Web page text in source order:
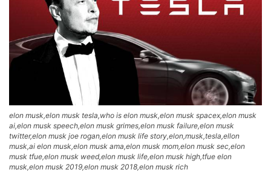
elon musk,elon musk tesla,who is elon musk,elon musk spacex,elon musk
ai,elon musk speech,elon musk grimes,elon musk failure,elon musk
twitter,elon musk joe rogan,elon musk life story,elon,musk,tesla,ellon
musk,ai elon musk,elon musk ama,elon musk mom,elon musk sec,elon
musk tfue,elon musk weed,elon musk life,elon musk high,tfue elon
musk,elon musk 2019,elon musk 2018,elon musk rich